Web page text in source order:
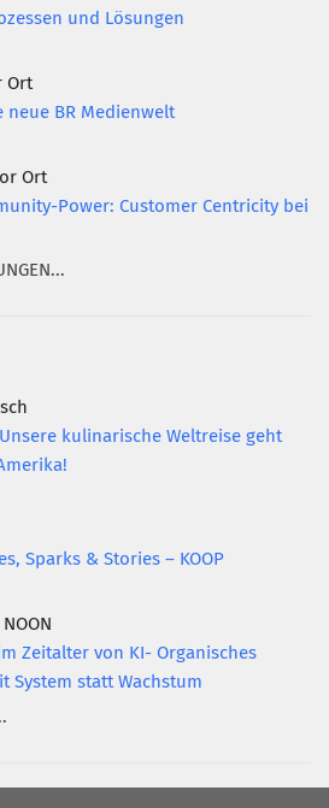
und Lösungen
Ort
neue BR Medienwelt
Ort
Power: Customer Centricity bei
kulinarische Weltreise geht
Sparks & Stories – KOOP
Zeitalter von KI- Organisches
System statt Wachstum